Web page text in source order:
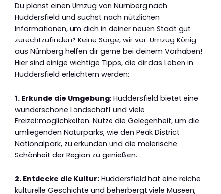
Du planst einen Umzug von Nürnberg nach
Huddersfield und suchst nach nützlichen
Informationen, um dich in deiner neuen Stadt gut
zurechtzufinden? Keine Sorge, wir von Umzug König
aus Nürnberg helfen dir gerne bei deinem Vorhaben!
Hier sind einige wichtige Tipps, die dir das Leben in
Huddersfield erleichtern werden:
1. Erkunde die Umgebung: Huddersfield bietet eine
wunderschöne Landschaft und viele
Freizeitmöglichkeiten. Nutze die Gelegenheit, um die
umliegenden Naturparks, wie den Peak District
Nationalpark, zu erkunden und die malerische
Schönheit der Region zu genießen.
2. Entdecke die Kultur: Huddersfield hat eine reiche
kulturelle Geschichte und beherbergt viele Museen,